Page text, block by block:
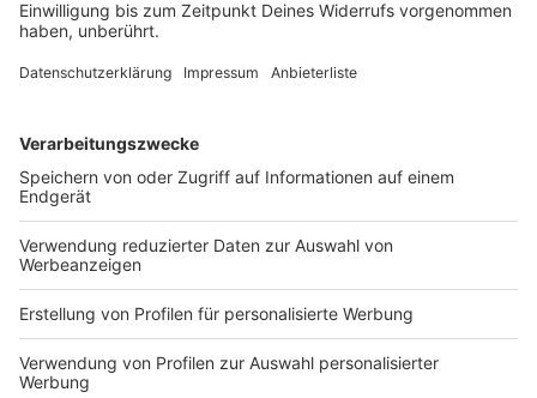
entspannt online bestellen und so die deutschen
Imker unterstützen:
"Echter deutscher Waldhonig" (2x500g):
klicken*
"Echter deutscher Rapshonig" (2x500g):
klicken *.
Anzeige
Weltbienentag und Nachhaltigkeit